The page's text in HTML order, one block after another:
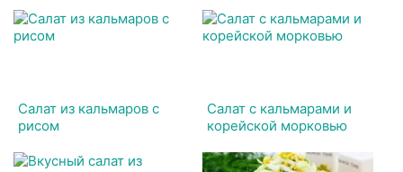
Салат из кальмаров с
рисом
Cалат с кальмарами и
корейской морковью